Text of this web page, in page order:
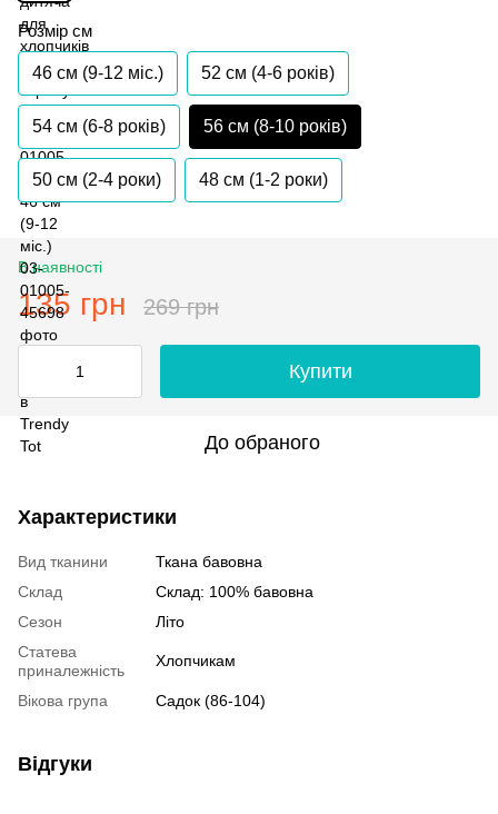
Розмір см
46 см (9-12 міс.) 52 см (4-6 років)
54 см (6-8 років) 56 см (8-10 років)
50 см (2-4 роки) 48 см (1-2 роки)
В наявності
135 грн 269 грн
Купити
До обраного
Характеристики
Вид тканини
Ткана бавовна
Склад
Склад: 100% бавовна
Сезон
Літо
Статева
приналежність
Хлопчикам
Вікова група Садок (86-104)
Відгуки